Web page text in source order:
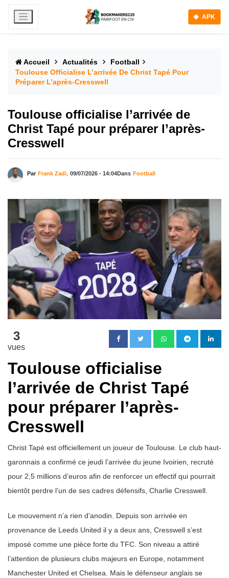
APK
Accueil Actualités
Football
Toulouse Officialise L’arrivée De Christ Tapé Pour
Préparer L’après-Cresswell
Toulouse officialise l’arrivée de
Christ Tapé pour préparer l’après-
Cresswell
Par Frank Zadi, 09/07/2026 - 14:04Dans Football
3
vues
Toulouse officialise
l’arrivée de Christ Tapé
pour préparer l’après-
Cresswell
Christ Tapé est officiellement un joueur de Toulouse. Le club haut-
garonnais a confirmé ce jeudi l’arrivée du jeune Ivoirien, recruté
pour 2,5 millions d’euros afin de renforcer un effectif qui pourrait
bientôt perdre l’un de ses cadres défensifs, Charlie Cresswell.
Le mouvement n’a rien d’anodin. Depuis son arrivée en
provenance de Leeds United il y a deux ans, Cresswell s’est
imposé comme une pièce forte du TFC. Son niveau a attiré
l’attention de plusieurs clubs majeurs en Europe, notamment
Manchester United et Chelsea. Mais le défenseur anglais se